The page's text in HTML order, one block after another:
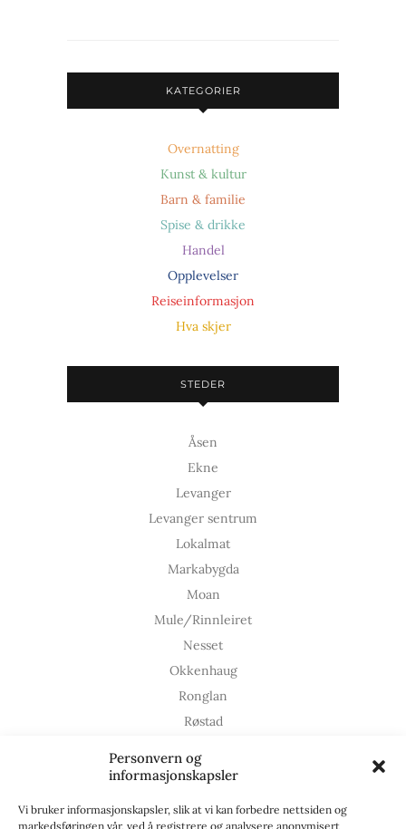
Personvern og
informasjonskapsler
Vi bruker informasjonskapsler, slik at vi kan forbedre nettsiden og
markedsføringen vår, ved å registrere og analysere anonymisert
KATEGORIER
Overnatting
Kunst & kultur
Barn & familie
Spise & drikke
Handel
Opplevelser
Reiseinformasjon
Hva skjer
STEDER
Åsen
Ekne
Levanger
Levanger sentrum
Lokalmat
Markabygda
Moan
Mule/Rinnleiret
Nesset
Okkenhaug
Ronglan
Røstad
Steder
Verdal og omegn